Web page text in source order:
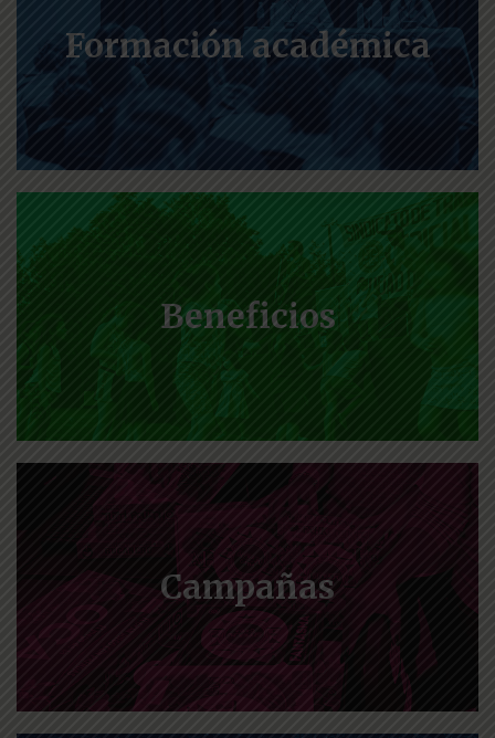
Formación académica
Beneficios
Campañas